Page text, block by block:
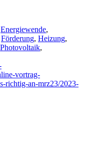
Energiewende,
Förderung, Heizung,
Photovoltaik,
vortrag-
richtig-an-mrz23/2023-